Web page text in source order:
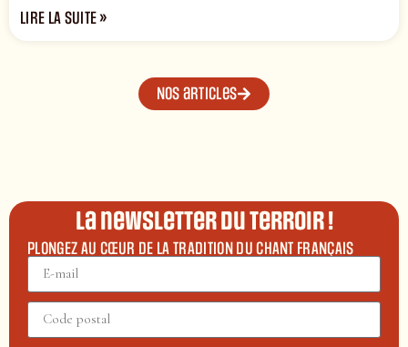
LIRE LA SUITE »
Nos articles
La newsletter du terroir !
PLONGEZ AU CŒUR DE LA TRADITION DU CHANT FRANÇAIS